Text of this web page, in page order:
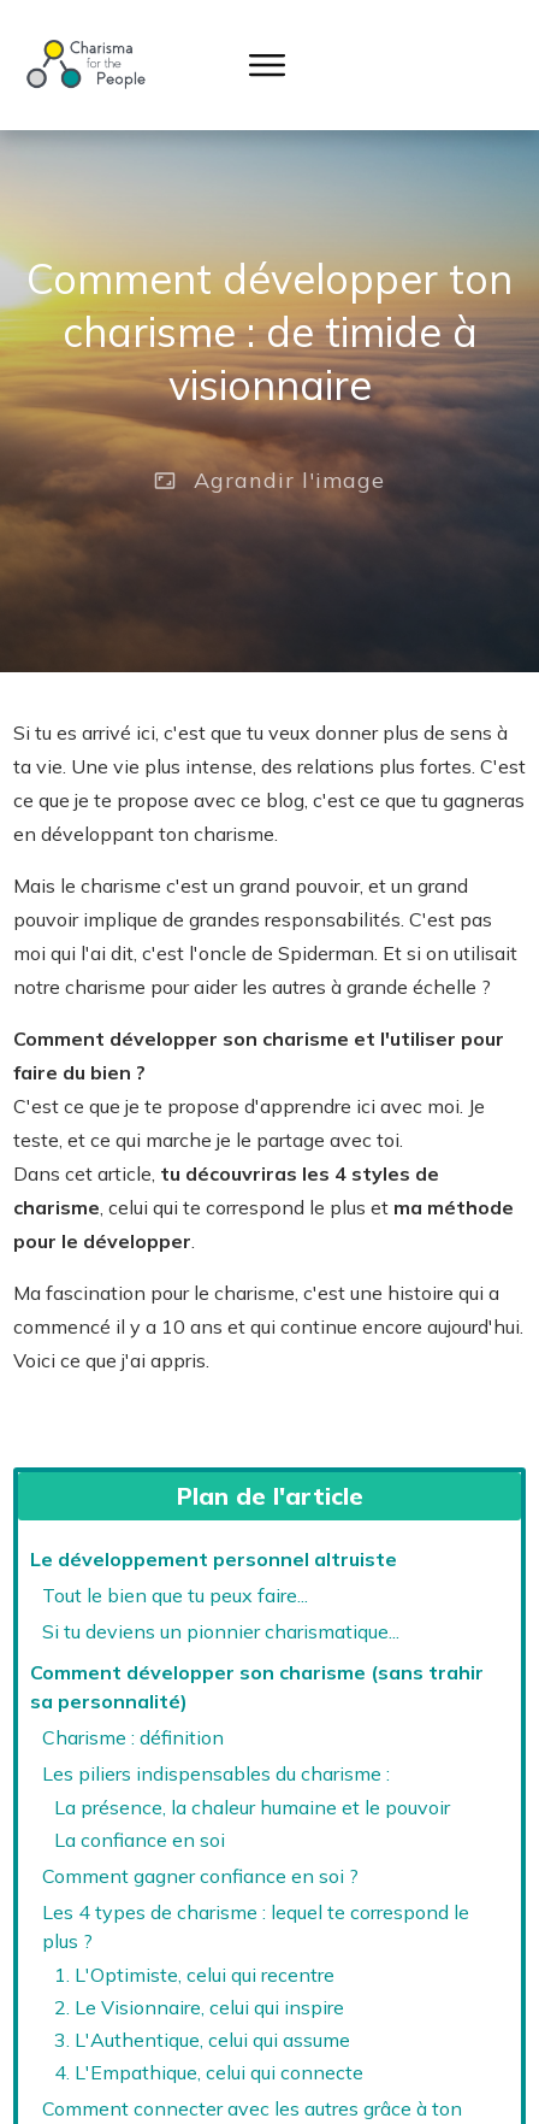
Comment développer ton
charisme : de timide à
visionnaire
Agrandir l'image
Si tu es arrivé ici, c'est que tu veux donner plus de sens à
ta vie. Une vie plus intense, des relations plus fortes. C'est
ce que je te propose avec ce blog, c'est ce que tu gagneras
en développant ton charisme.
Mais le charisme c'est un grand pouvoir, et un grand
pouvoir implique de grandes responsabilités. C'est pas
moi qui l'ai dit, c'est l'oncle de Spiderman. Et si on utilisait
notre charisme pour aider les autres à grande échelle ?
Comment développer son charisme et l'utiliser pour
faire du bien ?
C'est ce que je te propose d'apprendre ici avec moi. Je
teste, et ce qui marche je le partage avec toi.
Dans cet article, tu découvriras les 4 styles de
charisme, celui qui te correspond le plus et ma méthode
pour le développer.
Ma fascination pour le charisme, c'est une histoire qui a
commencé il y a 10 ans et qui continue encore aujourd'hui.
Voici ce que j'ai appris.
Plan de l'article
Le développement personnel altruiste
Tout le bien que tu peux faire...
Si tu deviens un pionnier charismatique...
Comment développer son charisme (sans trahir
sa personnalité)
Charisme : définition
Les piliers indispensables du charisme :
La présence, la chaleur humaine et le pouvoir
La confiance en soi
Comment gagner confiance en soi ?
Les 4 types de charisme : lequel te correspond le
plus ?
1. L'Optimiste, celui qui recentre
2. Le Visionnaire, celui qui inspire
3. L'Authentique, celui qui assume
4. L'Empathique, celui qui connecte
Comment connecter avec les autres grâce à ton